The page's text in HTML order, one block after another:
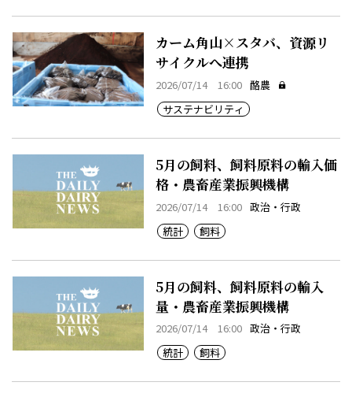
カーム角山×スタバ、資源リ
サイクルへ連携
2026/07/14 16:00 酪農
サステナビリティ
5月の飼料、飼料原料の輸入価
格・農畜産業振興機構
2026/07/14 16:00 政治・行政
統計
飼料
5月の飼料、飼料原料の輸入
量・農畜産業振興機構
2026/07/14 16:00 政治・行政
統計
飼料